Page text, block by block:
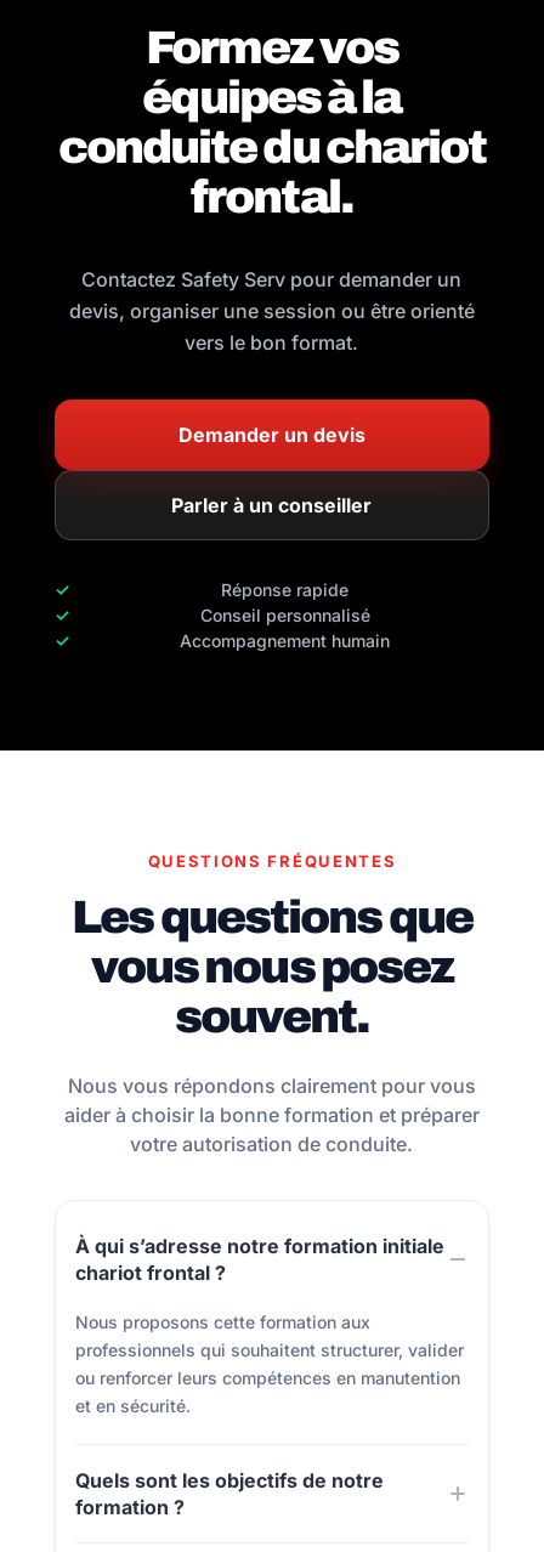
Formez vos
équipes à la
conduite du chariot
frontal.
Contactez Safety Serv pour demander un
devis, organiser une session ou être orienté
vers le bon format.
Demander un devis
Parler à un conseiller
Réponse rapide
Conseil personnalisé
Accompagnement humain
QUESTIONS FRÉQUENTES
Les questions que
vous nous posez
souvent.
Nous vous répondons clairement pour vous
aider à choisir la bonne formation et préparer
votre autorisation de conduite.
À qui s’adresse notre formation initiale
chariot frontal ?
Nous proposons cette formation aux
professionnels qui souhaitent structurer, valider
ou renforcer leurs compétences en manutention
et en sécurité.
Quels sont les objectifs de notre
formation ?